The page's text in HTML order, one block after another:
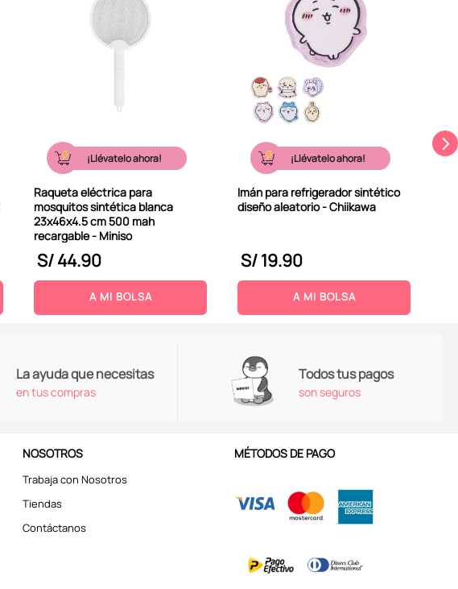
¡Llévatelo ahora!
Raqueta eléctrica para
mosquitos sintética blanca
23x46x4.5 cm 500 mah
recargable - Miniso
S/44.90
A MI BOLSA
¡Llévatelo ahora!
Imán para refrigerador sintético
diseño aleatorio - Chiikawa
S/19.90
A MI BOLSA
La ayuda que necesitas
en tus compras
Todos tus pagos
son seguros
NOSOTROS
Trabaja con Nosotros
Tiendas
Contáctanos
MÉTODOS DE PAGO